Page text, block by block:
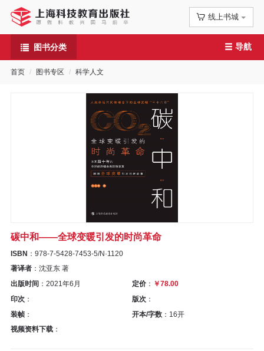
线上书城
图书分类
首
页
导航
首页 图书专区 科学人文
碳中和——全球变暖引发的时尚革命
ISBN ：978-7-5428-7453-5/N·1120
著译者 ：沈亚东 著
出版时间 ：2021年6月 定价： ￥78.00
印次 ： 版次：
装帧 ： 开本/字数：16开
视频资料下载 ：